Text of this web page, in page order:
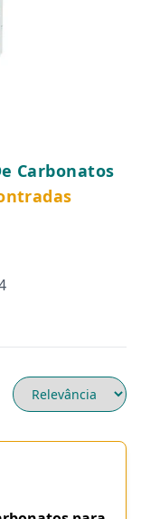
Carbonatos